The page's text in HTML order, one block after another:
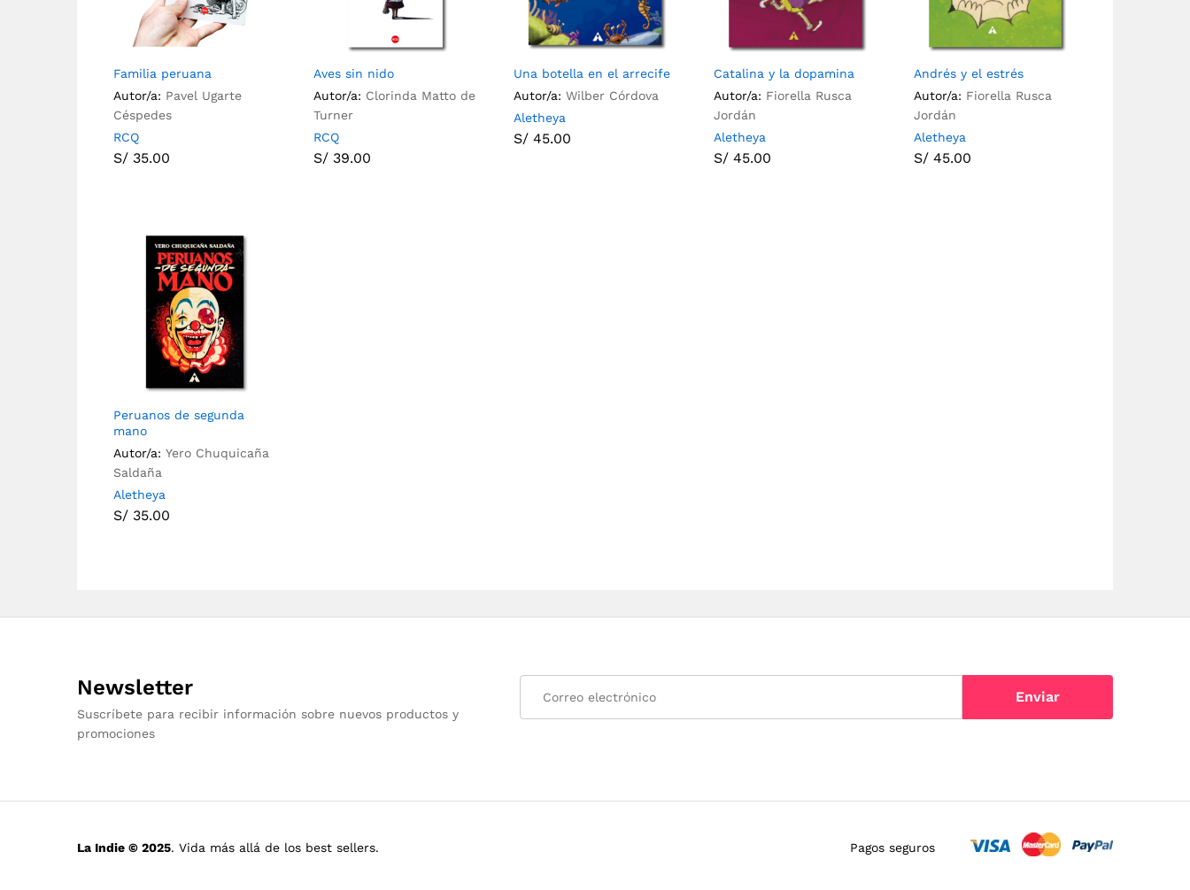
Familia peruana
Autor/a: Pavel Ugarte
Céspedes
RCQ
S/ 35.00
Aves sin nido
Autor/a: Clorinda Matto de
Turner
RCQ
S/ 39.00
Una botella en el arrecife
Autor/a: Wilber Córdova
Aletheya
S/ 45.00
Catalina y la dopamina
Autor/a: Fiorella Rusca
Jordán
Aletheya
S/ 45.00
Andrés y el estrés
Autor/a: Fiorella Rusca
Jordán
Aletheya
S/ 45.00
Peruanos de segunda
mano
Autor/a: Yero Chuquicaña
Saldaña
Aletheya
S/ 35.00
Newsletter
Suscríbete para recibir información sobre nuevos productos y
promociones
La Indie © 2025. Vida más allá de los best sellers. Pagos seguros